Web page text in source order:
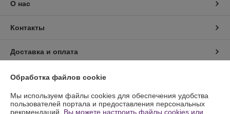
О нас
Контакты
Доставка и оплата
График работы
Полная версия сайта
Обработка файлов cookie
Мы используем файлы cookies для обеспечения удобства
пользователей портала и предоставления персональных
рекомендаций. Вы можете настроить файлы cookies или